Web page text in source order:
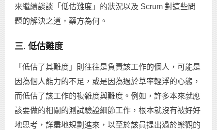
來繼續談談「低估難度」的狀況以及 Scrum 對這些問
題的解決之道，藥方為何。
三. 低估難度
「低估了其難度」則往往是負責該工作的個人，可能是
因為個人能力的不足，或是因為過於草率輕浮的心態，
而低估了該工作的複雜度與難度。例如，許多本來就應
該要做的相關的測試驗證細節工作，根本就沒有被好好
地思考，詳盡地規劃進來，以至於該員提出過於樂觀的